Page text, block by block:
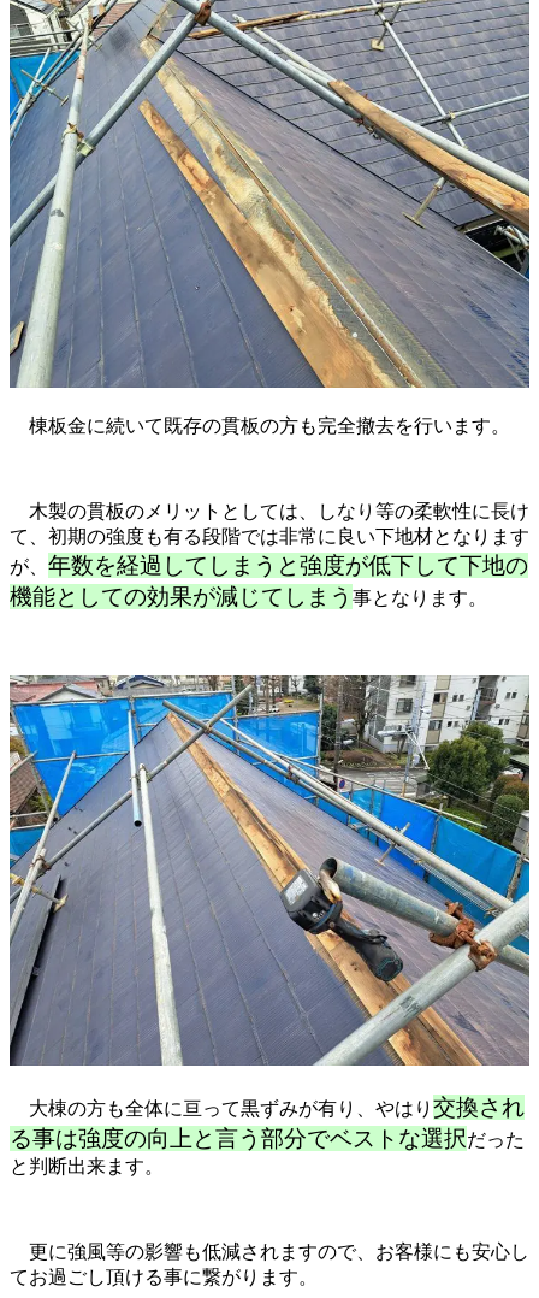
棟板金に続いて既存の貫板の方も完全撤去を行います。
木製の貫板のメリットとしては、しなり等の柔軟性に長け
て、初期の強度も有る段階では非常に良い下地材となります
が、 年数を経過してしまうと強度が低下して下地の
機能としての効果が減じてしまう 事となります。
大棟の方も全体に亘って黒ずみが有り、やはり 交換され
る事は強度の向上と言う部分でベストな選択だった
と判断出来ます。
更に強風等の影響も低減されますので、お客様にも安心し
てお過ごし頂ける事に繋がります。